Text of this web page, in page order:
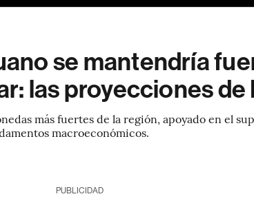
se mantendría
las proyecciones de
más fuertes de la región, apoyado en el
macroeconómicos.
PUBLICIDAD